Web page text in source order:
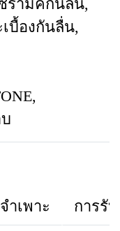
ซรามิคกันลื่น,
เบื้องกันลื่น,
,
ำเพาะ การรั